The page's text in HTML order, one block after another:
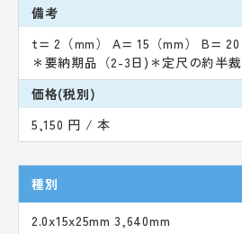
備考
t= 2（mm） A= 15（mm） B= 20
＊要納期品（2-3日)＊定尺の約半裁
価格(税別)
5,150 円 / 本
種別
2.0x15x25mm 3,640mm